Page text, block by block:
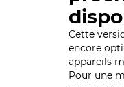
Cette
encore
appareils
Pour une